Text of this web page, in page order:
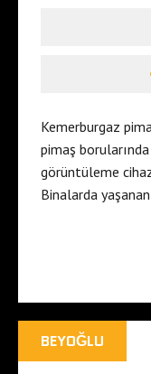
Kemerburgaz
pimaş
görüntüleme
Binalarda
BEYOĞLU